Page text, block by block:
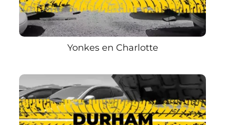
Yonkes en Charlotte